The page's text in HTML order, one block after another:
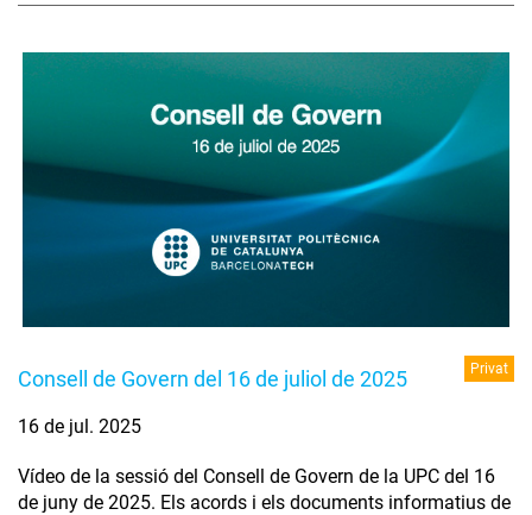
Consell de Govern del 16 de juliol de 2025 Privat
16 de jul. 2025
Vídeo de la sessió del Consell de Govern de la UPC del 16
de juny de 2025. Els acords i els documents informatius de